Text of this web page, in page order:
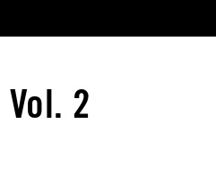
2